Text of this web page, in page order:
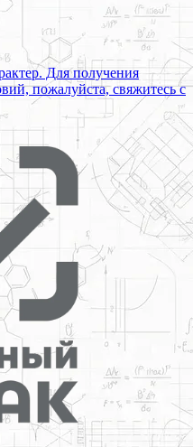
Для получения
пожалуйста, свяжитесь с